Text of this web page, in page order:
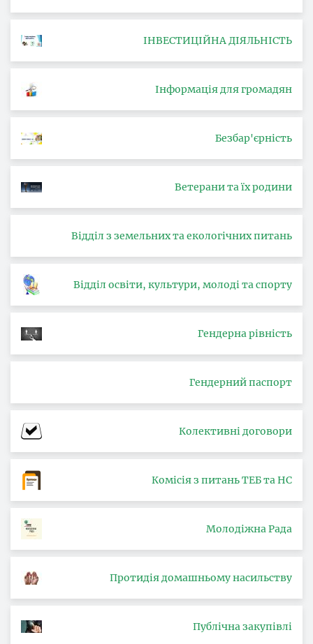
ІНВЕСТИЦІЙНА ДІЯЛЬНІСТЬ
Інформація для громадян
Безбар'єрність
Ветерани та їх родини
Відділ з земельних та екологічних питань
Відділ освіти, культури, молоді та спорту
Гендерна рівність
Гендерний паспорт
Колективні договори
Комісія з питань ТЕБ та НС
Молодіжна Рада
Протидія домашньому насильству
Публічна закупівлі